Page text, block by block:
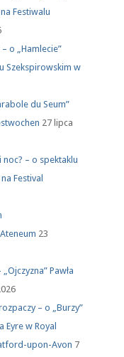
Festiwalu
o „Hamlecie”
Szekspirowskim w
du Seum”
27 lipca
– o spektaklu
Festival
23
Pawła
– o „Burzy”
Eyre w Royal
upon-Avon 7